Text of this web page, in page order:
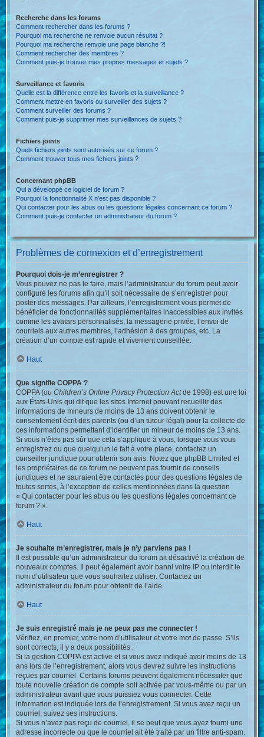
Recherche dans les forums
Comment rechercher dans les forums ?
Pourquoi ma recherche ne renvoie aucun résultat ?
Pourquoi ma recherche renvoie une page blanche ?!
Comment rechercher des membres ?
Comment puis-je trouver mes propres messages et sujets ?
Surveillance et favoris
Quelle est la différence entre les favoris et la surveillance ?
Comment mettre en favoris ou surveiller des sujets ?
Comment surveiller des forums ?
Comment puis-je supprimer mes surveillances de sujets ?
Fichiers joints
Quels fichiers joints sont autorisés sur ce forum ?
Comment trouver tous mes fichiers joints ?
Concernant phpBB
Qui a développé ce logiciel de forum ?
Pourquoi la fonctionnalité X n’est pas disponible ?
Qui contacter pour les abus ou les questions légales concernant ce forum ?
Comment puis-je contacter un administrateur du forum ?
Problèmes de connexion et d’enregistrement
Pourquoi dois-je m’enregistrer ?
Vous pouvez ne pas le faire, mais l’administrateur du forum peut avoir
configuré les forums afin qu’il soit nécessaire de s’enregistrer pour
poster des messages. Par ailleurs, l’enregistrement vous permet de
bénéficier de fonctionnalités supplémentaires inaccessibles aux invités
comme les avatars personnalisés, la messagerie privée, l’envoi de
courriels aux autres membres, l’adhésion à des groupes, etc. La
création d’un compte est rapide et vivement conseillée.
Haut
Que signifie COPPA ?
COPPA (ouChildren’s Online Privacy Protection Actde 1998) est une loi
aux États-Unis qui dit que les sites Internet pouvant recueillir des
informations de mineurs de moins de 13 ans doivent obtenir le
consentement écrit des parents (ou d’un tuteur légal) pour la collecte de
ces informations permettant d’identifier un mineur de moins de 13 ans.
Si vous n’êtes pas sûr que cela s’applique à vous, lorsque vous vous
enregistrez ou que quelqu’un le fait à votre place, contactez un
conseiller juridique pour obtenir son avis. Notez que phpBB Limited et
les propriétaires de ce forum ne peuvent pas fournir de conseils
juridiques et ne sauraient être contactés pour des questions légales de
toutes sortes, à l’exception de celles mentionnées dans la question
« Qui contacter pour les abus ou les questions légales concernant ce
forum ? ».
Haut
Je souhaite m’enregistrer, mais je n’y parviens pas !
Il est possible qu’un administrateur du forum ait désactivé la création de
nouveaux comptes. Il peut également avoir banni votre IP ou interdit le
nom d’utilisateur que vous souhaitez utiliser. Contactez un
administrateur du forum pour obtenir de l’aide.
Haut
Je suis enregistré mais je ne peux pas me connecter !
Vérifiez, en premier, votre nom d’utilisateur et votre mot de passe. S’ils
sont corrects, il y a deux possibilités :
Si la gestion COPPA est active et si vous avez indiqué avoir moins de 13
ans lors de l’enregistrement, alors vous devrez suivre les instructions
reçues par courriel. Certains forums peuvent également nécessiter que
toute nouvelle création de compte soit activée par vous-même ou par un
administrateur avant que vous puissiez vous connecter. Cette
information est indiquée lors de l’enregistrement. Si vous avez reçu un
courriel, suivez ses instructions.
Si vous n’avez pas reçu de courriel, il se peut que vous ayez fourni une
adresse incorrecte ou que le courriel ait été traité par un filtre anti-spam.